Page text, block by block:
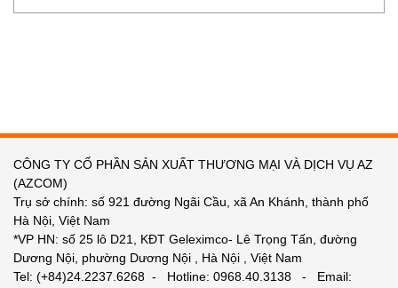
CÔNG TY CỔ PHẦN SẢN XUẤT THƯƠNG MẠI VÀ DỊCH VỤ AZ
(AZCOM)
Trụ sở chính: số 921 đường Ngãi Cầu, xã An Khánh, thành phố
Hà Nội, Việt Nam
*VP HN: số 25 lô D21, KĐT Geleximco- Lê Trọng Tấn, đường
Dương Nội, phường Dương Nội , Hà Nội , Việt Nam
Tel: (+84)24.2237.6268 - Hotline: 0968.40.3138 - Email: